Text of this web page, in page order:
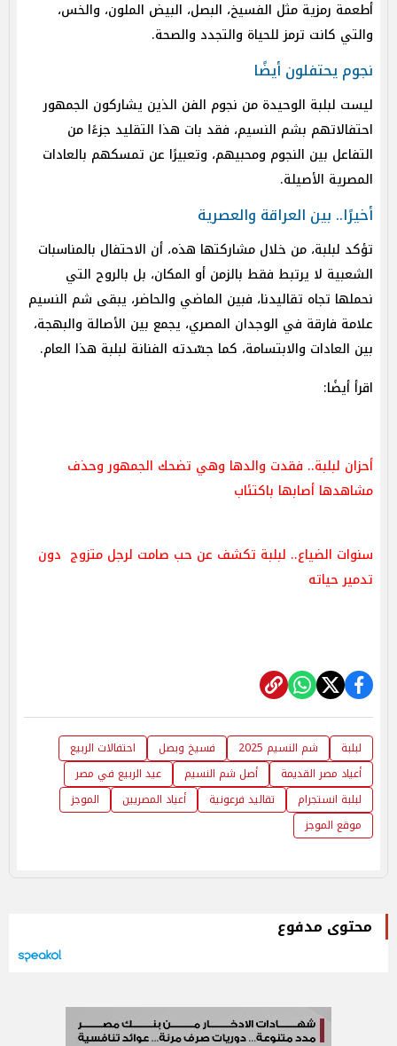
أطعمة رمزية مثل الفسيخ، البصل، البيض الملون، والخس،
والتي كانت ترمز للحياة والتجدد والصحة.
نجوم يحتفلون أيضًا
ليست لبلبة الوحيدة من نجوم الفن الذين يشاركون الجمهور
احتفالاتهم بشم النسيم، فقد بات هذا التقليد جزءًا من
التفاعل بين النجوم ومحبيهم، وتعبيرًا عن تمسكهم بالعادات
المصرية الأصيلة.
أخيرًا.. بين العراقة والعصرية
تؤكد لبلبة، من خلال مشاركتها هذه، أن الاحتفال بالمناسبات
الشعبية لا يرتبط فقط بالزمن أو المكان، بل بالروح التي
نحملها تجاه تقاليدنا، فبين الماضي والحاضر، يبقى شم النسيم
علامة فارقة في الوجدان المصري، يجمع بين الأصالة والبهجة،
بين العادات والابتسامة، كما جسّدته الفنانة لبلبة هذا العام.
اقرأ أيضًا:
أحزان لبلبة.. فقدت والدها وهي تضحك الجمهور وحذف
مشاهدها أصابها باكتئاب
سنوات الضياع.. لبلبة تكشف عن حب صامت لرجل متزوج دون
تدمير حياته
لبلبة شم النسيم 2025 فسيخ وبصل
احتفالات الربيع
أعياد مصر القديمة
أصل شم النسيم
عيد الربيع في مصر
لبلبة انستجرام
تقاليد فرعونية أعياد المصريين
الموجز
موقع الموجز
محتوى مدفوع